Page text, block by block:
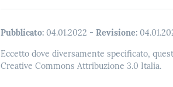
Pubblicato: 04.01.2022 - Revisione:
Eccetto dove diversamente specificato,
Creative Commons Attribuzione 3.0 Italia.